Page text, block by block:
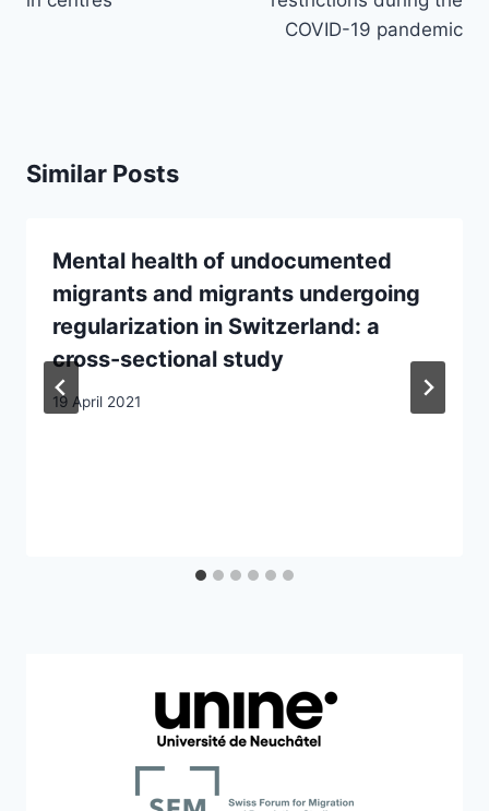
COVID-19 pandemic
Similar Posts
Mental health of undocumented
migrants and migrants undergoing
regularization in Switzerland: a
cross-sectional study
19 April 2021